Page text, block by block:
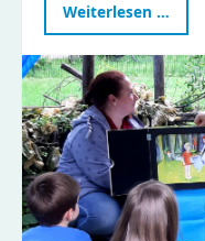
Weiterlesen …
in
–
mit
und